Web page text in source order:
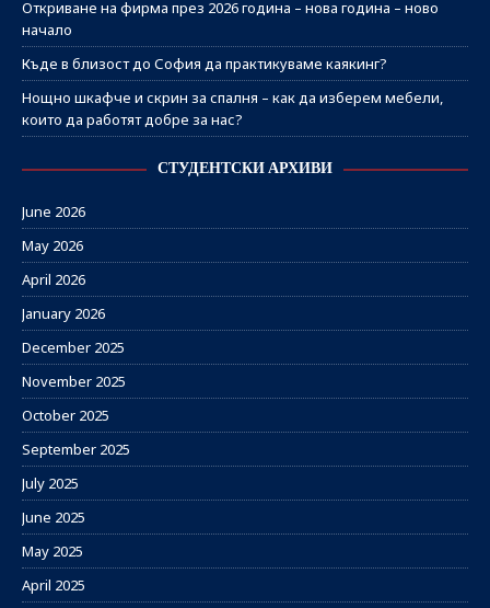
Откриване на фирма през 2026 година – нова година – ново
начало
Къде в близост до София да практикуваме каякинг?
Нощно шкафче и скрин за спалня – как да изберем мебели,
които да работят добре за нас?
СТУДЕНТСКИ АРХИВИ
June 2026
May 2026
April 2026
January 2026
December 2025
November 2025
October 2025
September 2025
July 2025
June 2025
May 2025
April 2025